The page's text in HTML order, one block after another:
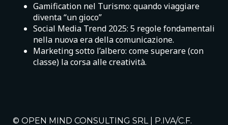
Gamification nel Turismo: quando viaggiare
diventa “un gioco”
Social Media Trend 2025: 5 regole fondamentali
nella nuova era della comunicazione.
Marketing sotto l’albero: come superare (con
classe) la corsa alle creatività.
© OPEN MIND CONSULTING SRL | P.IVA/C.F.